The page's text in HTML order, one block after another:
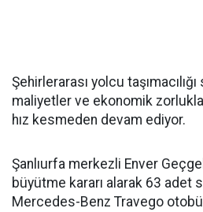
Şehirlerarası yolcu
maliyetler ve ekonomik
hız kesmeden devam ediyor.
Şanlıurfa merkezli Enver
büyütme kararı alarak 63 adet
Mercedes-Benz Travego